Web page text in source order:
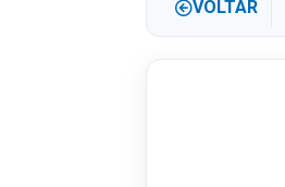
VOLTAR